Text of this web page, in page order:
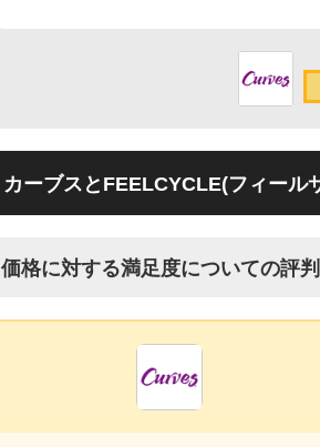
カーブスとFEELCYCLE(フィール
価格に対する満足度についての評判